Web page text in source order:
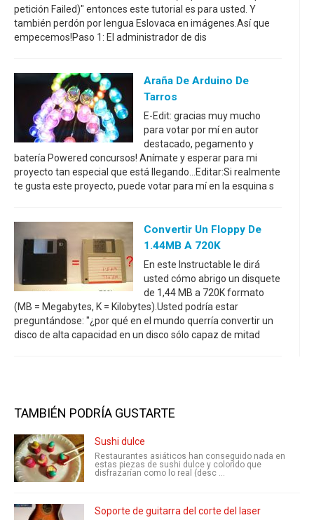
petición Failed)" entonces este tutorial es para usted. Y
también perdón por lengua Eslovaca en imágenes.Así que
empecemos!Paso 1: El administrador de dis
Araña De Arduino De
Tarros
E-Edit: gracias muy mucho
para votar por mí en autor
destacado, pegamento y
batería Powered concursos! Anímate y esperar para mi
proyecto tan especial que está llegando...Editar:Si realmente
te gusta este proyecto, puede votar para mí en la esquina s
Convertir Un Floppy De
1.44MB A 720K
En este Instructable le dirá
usted cómo abrigo un disquete
de 1,44 MB a 720K formato
(MB = Megabytes, K = Kilobytes).Usted podría estar
preguntándose: "¿por qué en el mundo querría convertir un
disco de alta capacidad en un disco sólo capaz de mitad
TAMBIÉN PODRÍA GUSTARTE
Sushi dulce
Restaurantes asiáticos han conseguido nada en
estas piezas de sushi dulce y colorido que
disfrazarían como lo real (desc ...
Soporte de guitarra del corte del laser